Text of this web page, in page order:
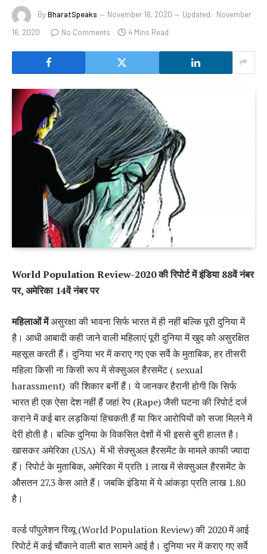
ByBharatSpeaks November 16, 2020 Updated: November
16, 2020
No Comments 4 Mins Read
World Population Review-2020की रिपोर्ट में इंडिया88वें नंबर
पर,अमेरिका 14वें नंबर पर
महिलाओं मेंअसुरक्षा की भावना सिर्फ भारत में ही नहीं बल्कि पूरी दुनिया में
है। आधी आबादी कही जाने वाली महिलाएं पूरी दुनिया में खुद को असुरक्षित
महसूस करती हैं। दुनिया भर में कराए गए एक सर्वे के मुताबिक, हर तीसरी
महिला किसी ना किसी रूप में सेक्सुअल हैरसमेंट ( sexual
harassment) की शिकार बनीं हैं। ये जानकर हैरानी होगी कि सिर्फ
भारत ही एक ऐसा देश नहीं हैं जहां रेप (Rape) जैसी घटना की रिपोर्ट दर्ज
कराने में कई बार लड़कियां हिचकती हैं या फिर आरोपियों को सजा मिलने में
देरी होती है। बल्कि दुनिया के विकसित देशों में भी इससे बुरी हालत है।
खासकर अमेरिका (USA) में भी सेक्सुअल हैरसमेंट के मामले काफी ज्यादा
हैं। रिपोर्ट के मुताबिक, अमेरिका में प्रति 1 लाख में सेक्सुअल हैरसमेंट के
औसतन 27.3 केस आते हैं। जबकि इंडिया में ये आंकड़ा प्रति लाख 1.80
है।
वर्ल्ड पॉपुलेशन रिव्यू (World Population Review) की 2020 में आई
रिपोर्ट में कई चौंकाने वाली बात सामने आई है। दुनिया भर में कराए गए सर्वे